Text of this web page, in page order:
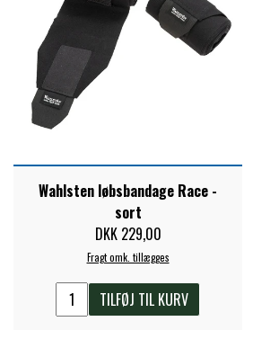
Wahlsten løbsbandage Race -
sort
DKK 229,00
Fragt omk. tillægges
TILFØJ TIL KURV